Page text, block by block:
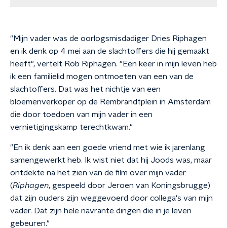
"Mijn vader was de oorlogsmisdadiger Dries Riphagen
en ik denk op 4 mei aan de slachtoffers die hij gemaakt
heeft", vertelt Rob Riphagen. "Een keer in mijn leven heb
ik een familielid mogen ontmoeten van een van de
slachtoffers. Dat was het nichtje van een
bloemenverkoper op de Rembrandtplein in Amsterdam
die door toedoen van mijn vader in een
vernietigingskamp terechtkwam."
"En ik denk aan een goede vriend met wie ik jarenlang
samengewerkt heb. Ik wist niet dat hij Joods was, maar
ontdekte na het zien van de film over mijn vader
(Riphagen, gespeeld door Jeroen van Koningsbrugge)
dat zijn ouders zijn weggevoerd door collega's van mijn
vader. Dat zijn hele navrante dingen die in je leven
gebeuren."